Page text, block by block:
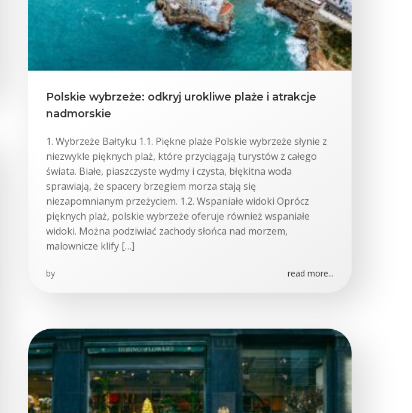
Polskie wybrzeże: odkryj urokliwe plaże i atrakcje
nadmorskie
1. Wybrzeże Bałtyku 1.1. Piękne plaże Polskie wybrzeże słynie z
niezwykle pięknych plaż, które przyciągają turystów z całego
świata. Białe, piaszczyste wydmy i czysta, błękitna woda
sprawiają, że spacery brzegiem morza stają się
niezapomnianym przeżyciem. 1.2. Wspaniałe widoki Oprócz
pięknych plaż, polskie wybrzeże oferuje również wspaniałe
widoki. Można podziwiać zachody słońca nad morzem,
malownicze klify […]
by read more...